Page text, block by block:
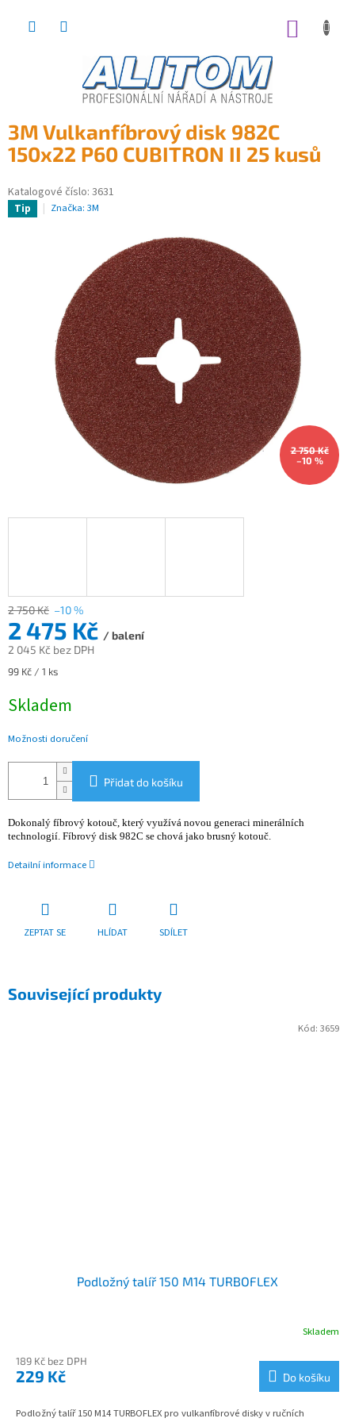
3M Vulkanfíbrový disk 982C
150x22 P60 CUBITRON II 25 kusů
Katalogové číslo: 3631
Tip Značka: 3M
2 750 Kč
–10 %
2 750 Kč –10 %
2 475 Kč / balení
2 045 Kč bez DPH
Měrná
99 Kč / 1 ks
Skladem
Možnosti doručení
Přidat do košíku
Dokonalý fíbrový kotouč, který využívá novou generaci minerálních
technologií. Fíbrový disk 982C se chová jako brusný kotouč.
Detailní informace
ZEPTAT SE HLÍDAT SDÍLET
Související produkty
Podložný talíř 150 M14 TURBOFLEX
Skladem
189 Kč bez DPH
229 Kč Do košíku
Podložný talíř 150 M14 TURBOFLEX pro vulkanfíbrové disky v ručních
Kód: 3659